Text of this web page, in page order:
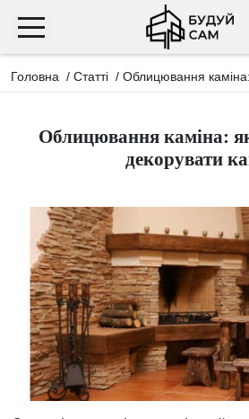
Головна / Статті / Облицювання
Облицювання каміна:
декорувати